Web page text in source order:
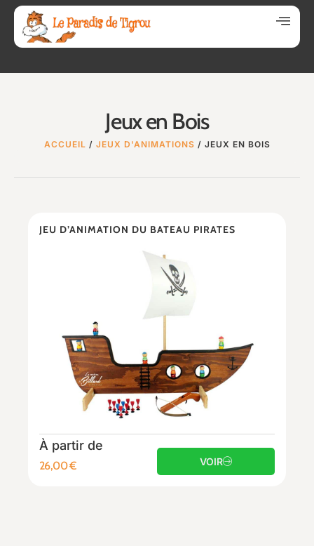
Jeux en Bois
ACCUEIL / JEUX D'ANIMATIONS / JEUX EN BOIS
JEU D’ANIMATION DU BATEAU PIRATES
À partir de
26,00€ VOIR